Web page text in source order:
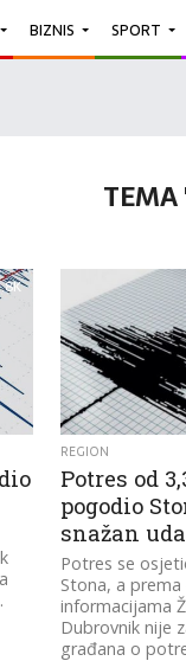
BIZNIS SPORT
TEMA
REGION
Potres od
pogodio
snažan
Potres se
Stona, a
informacijama
Dubrovnik nije
građana o